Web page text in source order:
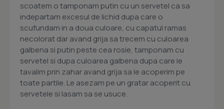
scoatem o tamponam putin cu un servetel ca sa
indepartam excesul de lichid dupa care o
scufundam in a doua culoare, cu capatul ramas
necolorat dar avand grija sa trecem cu culoarea
galbena si putin peste cea rosie, tamponam cu
servetel si dupa culoarea galbena dupa care le
tavalim prin zahar avand grija sa le acoperim pe
toate partile. Le asezam pe un gratar acoperit cu
servetele si lasam sa se usuce.